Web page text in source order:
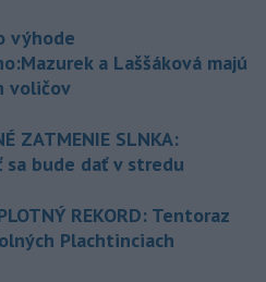
výhode
a Laššáková majú
voličov
ZATMENIE SLNKA:
sa bude dať v stredu
REKORD: Tentoraz
Plachtinciach